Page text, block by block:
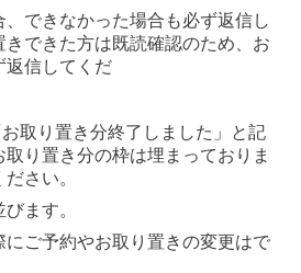
できなかった場合も必ず返信し
きできた方は既読確認のため、お
返信してくだ
お取り置き分終了しました」と記
り置き分の枠は埋まっておりま
さい。
ます。
にご予約やお取り置きの変更はで